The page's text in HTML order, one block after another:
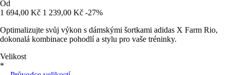
Od
1 694,00 Kč 1 239,00 Kč -27%
Optimalizujte svůj výkon s dámskými šortkami adidas X Farm Rio,
dokonalá kombinace pohodlí a stylu pro vaše tréninky.
Velikost
*